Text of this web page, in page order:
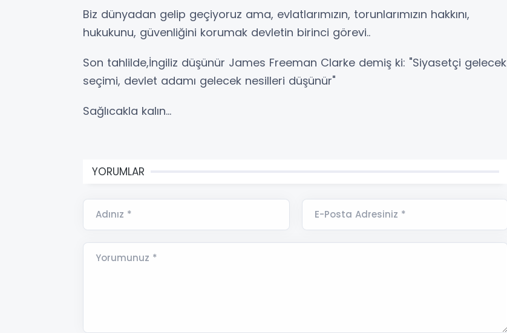
Biz dünyadan gelip geçiyoruz ama, evlatlarımızın, torunlarımızın hakkını,
hukukunu, güvenliğini korumak devletin birinci görevi..
Son tahlilde,İngiliz düşünür James Freeman Clarke demiş ki: "Siyasetçi gelecek
seçimi, devlet adamı gelecek nesilleri düşünür"
Sağlıcakla kalın...
YORUMLAR
Adınız * E-Posta Adresiniz *
Yorumunuz *